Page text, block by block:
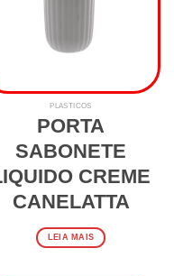
PLASTICOS
PORTA
SABONETE
CREME
CANELATTA
LEIA MAIS